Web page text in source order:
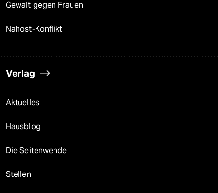
Gewalt gegen Frauen
Nahost-Konflikt
Verlag
Aktuelles
Hausblog
Die Seitenwende
Stellen